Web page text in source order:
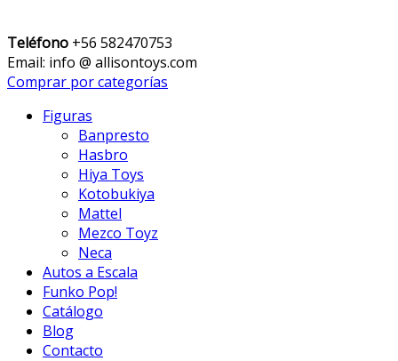
Teléfono +56 582470753
Email: info @ allisontoys.com
Comprar por categorías
Figuras
Banpresto
Hasbro
Hiya Toys
Kotobukiya
Mattel
Mezco Toyz
Neca
Autos a Escala
Funko Pop!
Catálogo
Blog
Contacto